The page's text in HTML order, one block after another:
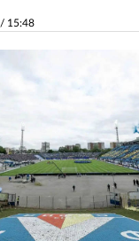
15:48
АБОНАМЕНТ
УСЛОВИЯ ЗА
ПОЛИТИКА